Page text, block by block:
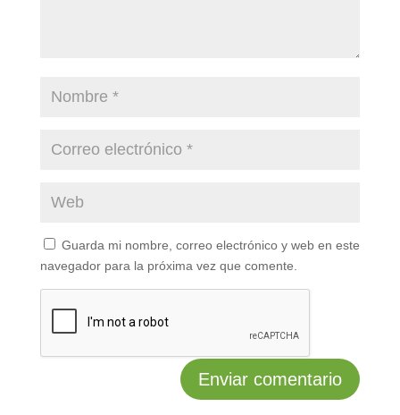
Guarda mi nombre, correo electrónico y web en este
navegador para la próxima vez que comente.